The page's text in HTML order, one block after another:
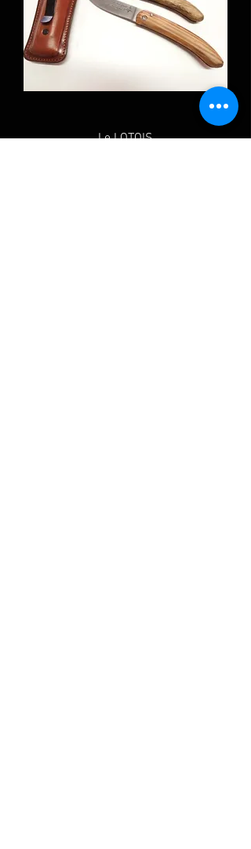
Le LOTOIS